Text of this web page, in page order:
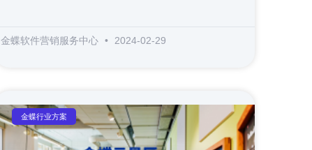
金蝶软件营销服务中心 2024-02-29
金蝶行业方案